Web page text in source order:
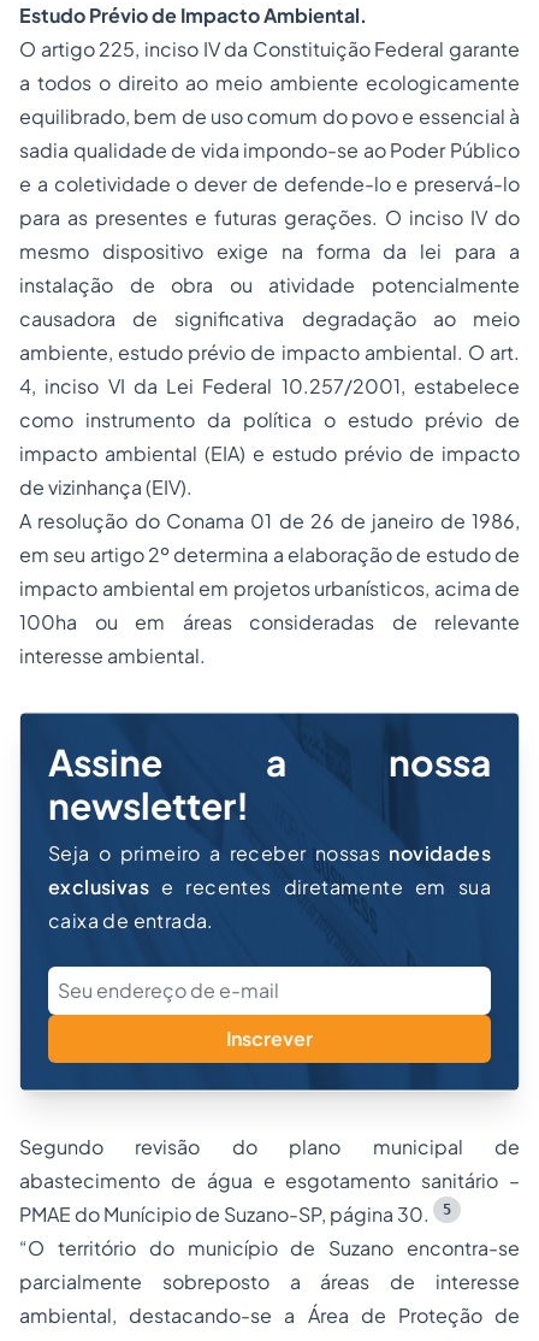
Estudo Prévio de Impacto Ambiental.
O artigo 225, inciso IV da Constituição Federal garante
a todos o direito ao meio ambiente ecologicamente
equilibrado, bem de uso comum do povo e essencial à
sadia qualidade de vida impondo-se ao Poder Público
e a coletividade o dever de defende-lo e preservá-lo
para as presentes e futuras gerações. O inciso IV do
mesmo dispositivo exige na forma da lei para a
instalação de obra ou atividade potencialmente
causadora de significativa degradação ao meio
ambiente, estudo prévio de impacto ambiental. O art.
4, inciso VI da Lei Federal 10.257/2001, estabelece
como instrumento da política o estudo prévio de
impacto ambiental (EIA) e estudo prévio de impacto
de vizinhança (EIV).
A resolução do Conama 01 de 26 de janeiro de 1986,
em seu artigo 2º determina a elaboração de estudo de
impacto ambiental em projetos urbanísticos, acima de
100ha ou em áreas consideradas de relevante
interesse ambiental.
Assine a nossa
newsletter!
Seja o primeiro a receber nossas novidades
exclusivas e recentes diretamente em sua
caixa de entrada.
Inscrever
Segundo revisão do plano municipal de
abastecimento de água e esgotamento sanitário –
PMAE do Munícipio de Suzano-SP, página 30.
5
“O território do município de Suzano encontra-se
parcialmente sobreposto a áreas de interesse
ambiental, destacando-se a Área de Proteção de